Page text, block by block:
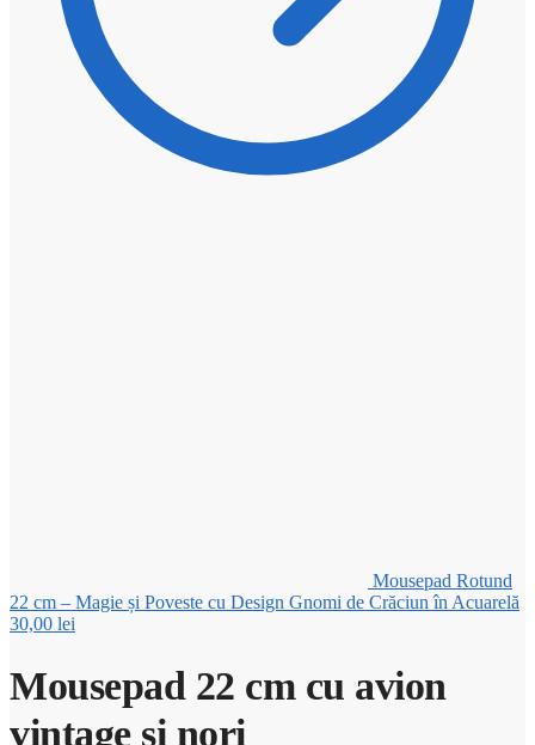
Mousepad Rotund
22 cm – Magie și Poveste cu Design Gnomi de Crăciun în Acuarelă
30,00 lei
Mousepad 22 cm cu avion
vintage și nori